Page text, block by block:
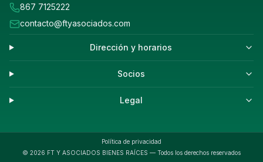
867 7125222
contacto@ftyasociados.com
Dirección y horarios
Socios
Legal
Política de privacidad
© 2026 FT Y ASOCIADOS BIENES RAÍCES — Todos los derechos reservados